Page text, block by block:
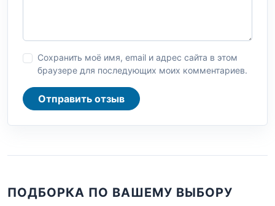
Сохранить моё имя, email и адрес сайта в этом
браузере для последующих моих комментариев.
Отправить отзыв
ПОДБОРКА ПО ВАШЕМУ ВЫБОРУ